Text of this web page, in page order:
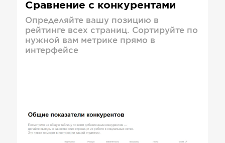
Сравнение с конкурентами
Определяйте вашу позицию в
рейтинге всех страниц. Сортируйте по
нужной вам метрике прямо в
интерфейсе